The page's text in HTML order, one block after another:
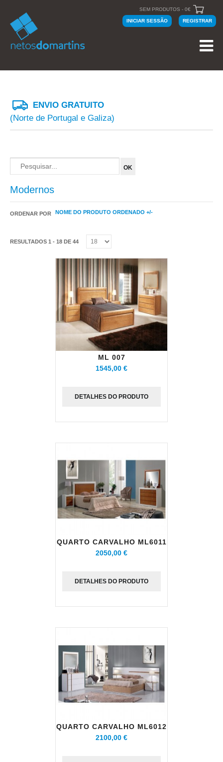
SEM PRODUTOS - 0€
INICIAR SESSÃO REGISTRAR
ENVIO GRATUITO
(Norte de Portugal e Galiza)
Modernos
ORDENAR POR NOME DO PRODUTO ORDENADO +/-
RESULTADOS 1 - 18 DE 44
ML 007
1545,00 €
DETALHES DO PRODUTO
QUARTO CARVALHO ML6011
2050,00 €
DETALHES DO PRODUTO
QUARTO CARVALHO ML6012
2100,00 €